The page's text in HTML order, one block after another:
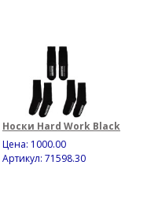
Носки Hard Work Black
Цена: 1000.00
Артикул: 71598.30